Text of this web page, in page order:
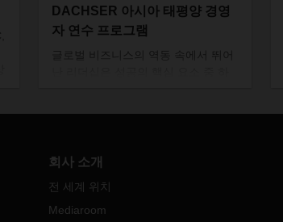
DACHSER 아시아 태평양 경영
자 연수 프로그램
글로벌 비즈니스의 속에서
뛰어
그램을 시작했습니다
육성하는 것을
인재들은 새로운
회사 소개
전 세계 위치
Mediaroom